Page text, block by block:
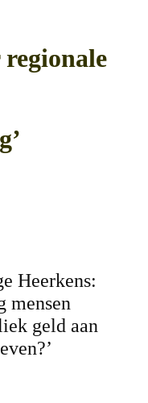
regionale
Heerkens:
mensen
geld aan